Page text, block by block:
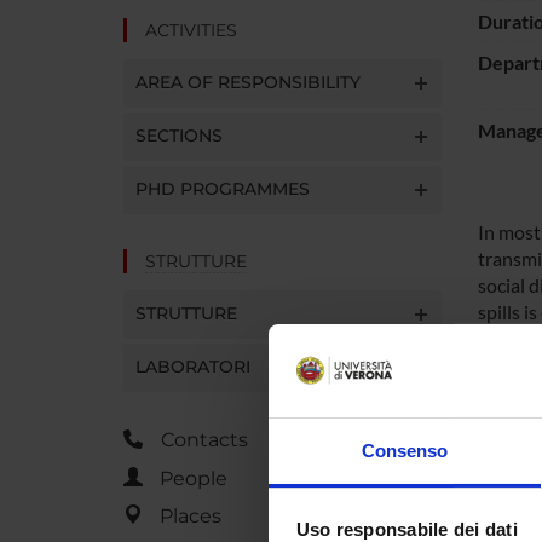
Consenso
Uso responsabile dei dati
ACTIVITIES
AREA OF RESPONSIBILITY
SECTIONS
PHD PROGRAMMES
STRUTTURE
STRUTTURE
LABORATORI
Contacts
People
Places
In
social
spills
and